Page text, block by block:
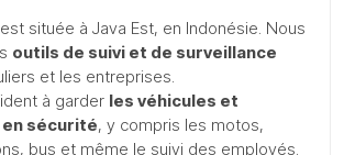
située à Java Est, en Indonésie. Nous
outils de suivi et de surveillance
et les entreprises.
à garder les véhicules et
sécurité, y compris les motos,
bus et même le suivi des employés.